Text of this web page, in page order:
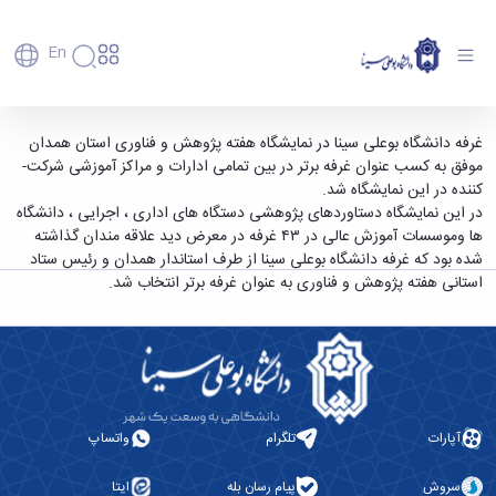
En
دانشگاه
تاریخچه
و
معرفی
برنامه
راهبردی
دانشگاه
نقشه
دانشگاه
حوزه
معاونت
آموزش
پذیرش
کارشناسی
تحصیلات
تکمیلی
پسا
دکترا
استعدادهای
درخشان
انتقال
تحصیلی
پژوهش
فناوری و
کارآفرینی
دفتر
ارتباط
با
صنعت
تحقیقات
و فناوری
دانشکده‌ها
پردیس
اصلی
مهندسی
کشاورزی
شیمی
علوم
هنر
معماری
رفاهی
رفاهی
پرسنل
اداره
رفاه
مهمانسرای
امور
اعضای
هیأت
علمی
کارکنان
فارغ
دانشجویی
علمی
خبری
بسنا
پیشخوان
کسب عنوان غرفه برترنمایشگاه هفته پژوهش
توسط غرفه دانشگاه بوعلی سینا - دانشگاه بوعلی
سینا همدان
غرفه دانشگاه بوعلی سینا در نمایشگاه هفته پژوهش و فناوری استان همدان
موفق به کسب عنوان غرفه برتر در بین تمامی ادارات و مراکز آموزشی شرکت­
کننده در این نمایشگاه شد.
در این نمایشگاه دستاوردهای پژوهشی دستگاه های اداری ، اجرایی ، دانشگاه
ها وموسسات آموزش عالی در ۴۳ غرفه در معرض دید علاقه مندان گذاشته
شده بود که غرفه دانشگاه بوعلی سینا از طرف استاندار همدان و رئیس ستاد
استانی هفته پژوهش و فناوری به عنوان غرفه برتر انتخاب شد.
آپارات تلگرام واتساپ
سروش پیام رسان بله ایتا